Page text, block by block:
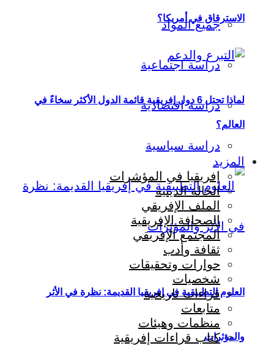
جميع المواد
دراسة اجتماعية
دراسة اقتصادية
دراسة سياسية
العلوم التطبيقية في إفريقيا القديمة: نظرة في الأثر
والمؤثرات
الاسترقاق في أمريكا؟
لماذا تحتل 6 دول إفريقية قائمة الدول الأكثر سخاءً في
العالم؟
المزيد
إفريقيا في المؤشرات
الحالة الدينية
الملف الإفريقي
الصحافة الإفريقية
المجتمع الإفريقي
ثقافة وأدب
حوارات وتحقيقات
شخصيات
قراءات تاريخية
متابعات
منظمات وهيئات
كتاب قراءات إفريقية